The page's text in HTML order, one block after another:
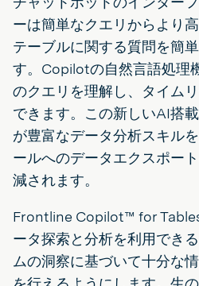
ーは簡単なクエリからより
テーブルに関する質問を簡
す。Copilotの自然言語処理
のクエリを理解し、タイム
できます。この新しいAI搭
が豊富なデータ分析スキル
ールへのデータエクスポー
減されます。
Frontline Copilot™ for
ータ探索と分析を利用でき
ムの洞察に基づいて十分な